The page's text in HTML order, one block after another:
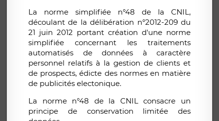
La norme simplifiée n°48 de la CNIL,
découlant de la délibération n°2012-209 du
21 juin 2012 portant création d'une norme
simplifiée concernant les traitements
automatisés de données à caractère
personnel relatifs à la gestion de clients et
de prospects, édicte des normes en matière
de publicités electonique.
La norme n°48 de la CNIL consacre un
principe de conservation limitée des